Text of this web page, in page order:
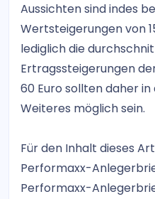
Aussichten sind indes
Wertsteigerungen von
lediglich die
Ertragssteigerungen
60 Euro sollten daher
Weiteres möglich sein.
Für den Inhalt dieses
Performaxx-
Performaxx-